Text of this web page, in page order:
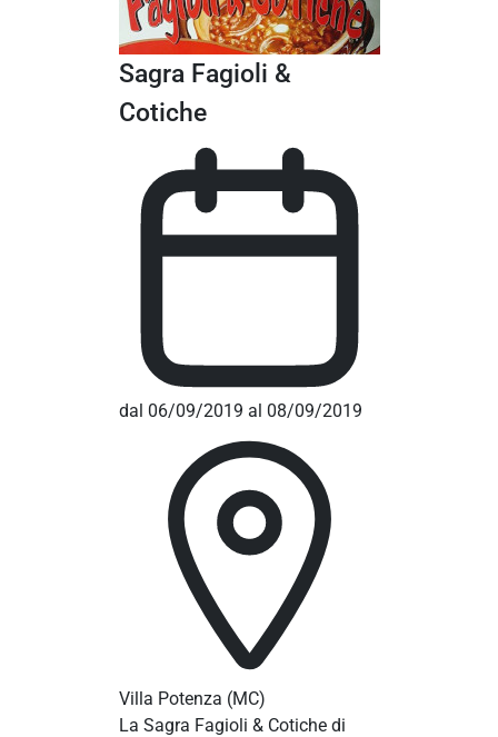
Sagra Fagioli &
Cotiche
dal 06/09/2019 al 08/09/2019
Villa Potenza (MC)
La Sagra Fagioli & Cotiche di